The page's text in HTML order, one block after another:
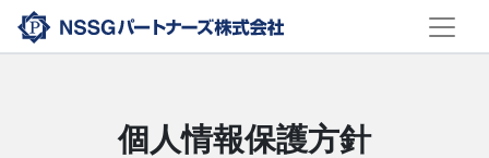
個人情報保護方針